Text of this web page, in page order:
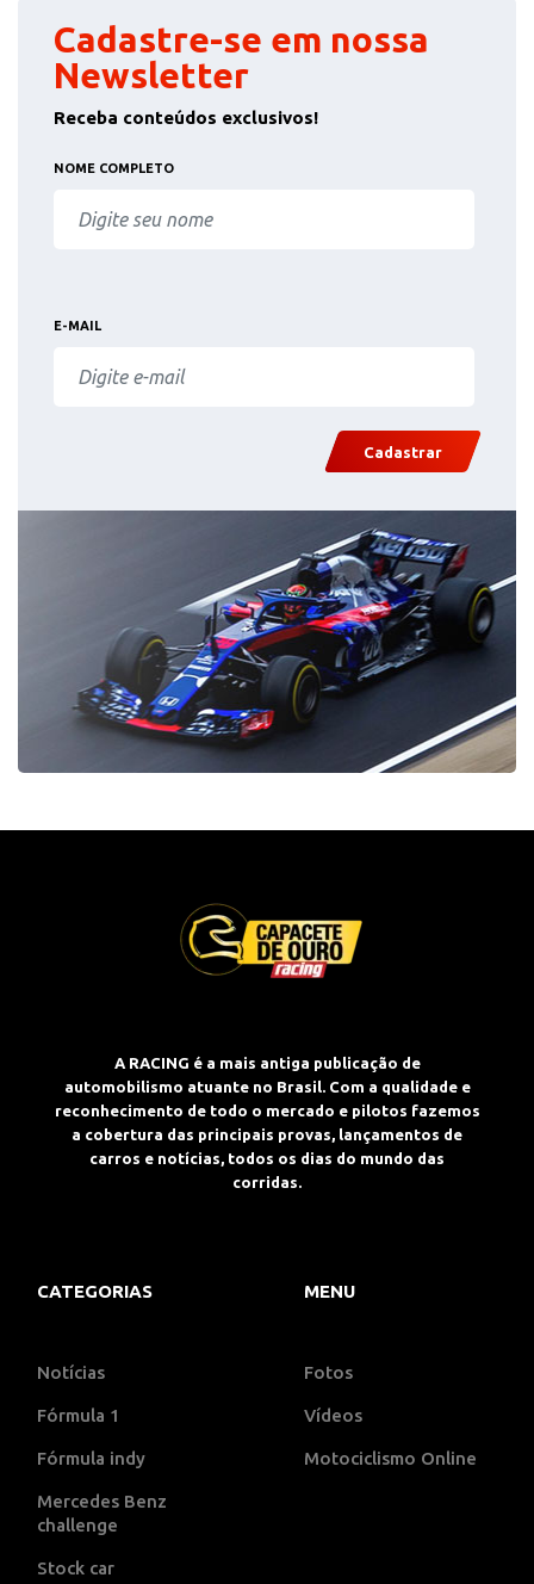
Cadastre-se em nossa
Newsletter
Receba conteúdos exclusivos!
NOME COMPLETO
E-MAIL
Cadastrar
A RACING é a mais antiga publicação de
automobilismo atuante no Brasil. Com a qualidade e
reconhecimento de todo o mercado e pilotos fazemos
a cobertura das principais provas, lançamentos de
carros e notícias, todos os dias do mundo das
corridas.
CATEGORIAS
Notícias
Fórmula 1
Fórmula indy
Mercedes Benz
challenge
Stock car
MENU
Fotos
Vídeos
Motociclismo Online